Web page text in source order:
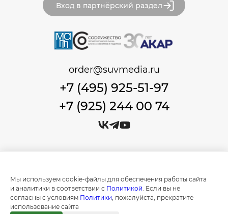
Вход в партнёрский раздел
+7 (495) 925-51-97
+7 (925) 244 00 74
order@suvmedia.ru
Политика обработки персональных данных
Создание и продвижение сайтов в
Москве "IT Expert Group"
Информация на сайте носит ознакомительный
Мы используем cookie-файлы для обеспечения работы сайта
и аналитики в соответствии с Политикой . Если вы не
согласны с условиям Политики , пожалуйста, прекратите
использование сайта